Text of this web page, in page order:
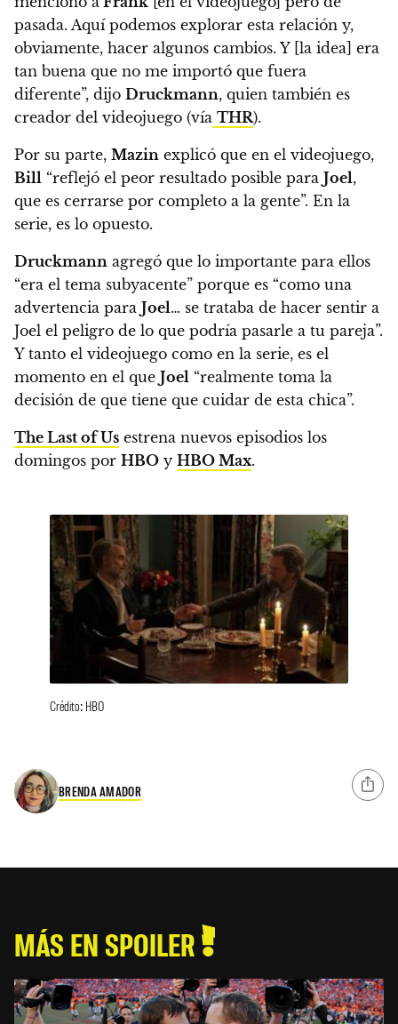
pasada. Aquí podemos explorar esta relación y,
obviamente, hacer algunos cambios. Y [la idea] era
tan buena que no me importó que fuera
diferente”, dijo Druckmann, quien también es
creador del videojuego (vía THR).
Por su parte, Mazin explicó que en el videojuego,
Bill “reflejó el peor resultado posible para Joel,
que es cerrarse por completo a la gente”. En la
serie, es lo opuesto.
Druckmann agregó que lo importante para ellos
“era el tema subyacente” porque es “como una
advertencia para Joel… se trataba de hacer sentir a
Joel el peligro de lo que podría pasarle a tu pareja”.
Y tanto el videojuego como en la serie, es el
momento en el que Joel “realmente toma la
decisión de que tiene que cuidar de esta chica”.
The Last of Us estrena nuevos episodios los
domingos por HBO y HBO Max.
Crédito: HBO
BRENDA AMADOR
MÁS EN SPOILER